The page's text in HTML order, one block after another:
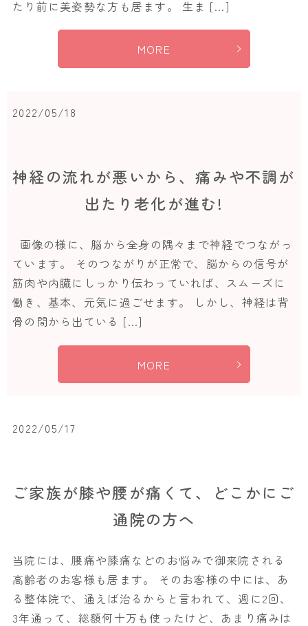
たり前に美姿勢な方も居ます。 生ま […]
MORE
2022/05/18
神経の流れが悪いから、痛みや不調が
出たり老化が進む!
画像の様に、脳から全身の隅々まで神経でつながっ
ています。 そのつながりが正常で、脳からの信号が
筋肉や内臓にしっかり伝わっていれば、スムーズに
働き、基本、元気に過ごせます。 しかし、神経は背
骨の間から出ている […]
MORE
2022/05/17
ご家族が膝や腰が痛くて、どこかにご
通院の方へ
当院には、腰痛や膝痛などのお悩みで御来院される
高齢者のお客様も居ます。 そのお客様の中には、あ
る整体院で、通えば治るからと言われて、週に2回、
3年通って、総額何十万も使ったけど、あまり痛みは